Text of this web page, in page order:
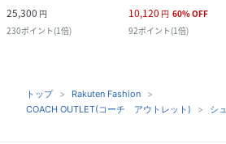
25,300 円
230ポイント(1倍)
10,120 円 60%OFF
92ポイント(1倍)
トップ
Rakuten Fashion
COACH OUTLET(コーチ アウトレット)
シ